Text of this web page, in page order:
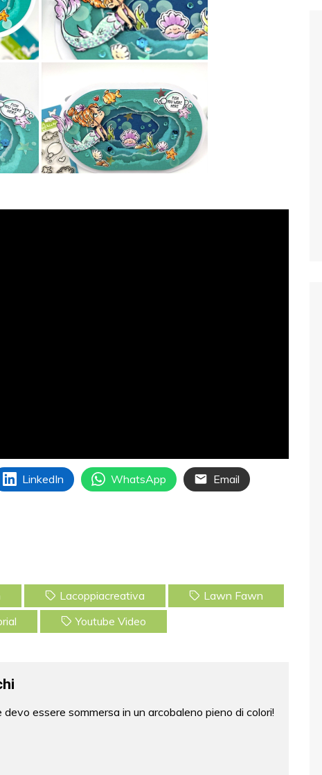
LinkedIn WhatsApp Email
Lacoppiacreativa
Lawn Fawn
Youtube Video
essere sommersa in un arcobaleno pieno di colori!